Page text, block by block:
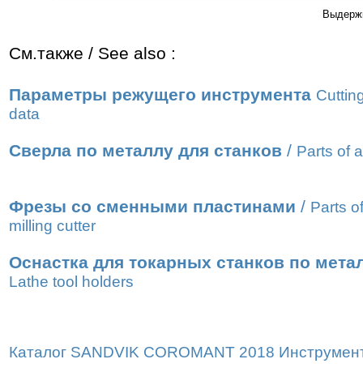
См.также / See also :
Параметры режущего инструмента
data
Сверла по металлу для станков / Parts of
Фрезы со сменными пластинами / Parts
milling cutter
Оснастка для токарных станков по
Lathe tool holders
Каталог SANDVIK COROMANT 2018